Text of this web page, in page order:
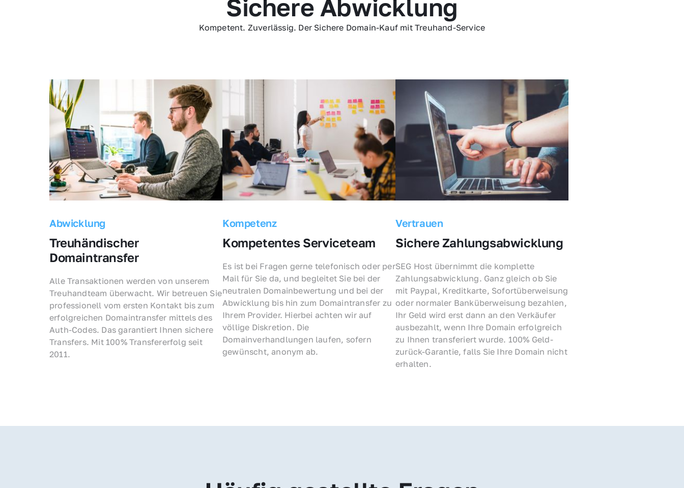
Sichere Abwicklung
Kompetent. Zuverlässig. Der Sichere Domain-Kauf mit Treuhand-Service
Abwicklung
Treuhändischer
Domaintransfer
Alle Transaktionen werden von unserem
Treuhandteam überwacht. Wir betreuen Sie
professionell vom ersten Kontakt bis zum
erfolgreichen Domaintransfer mittels des
Auth-Codes. Das garantiert Ihnen sichere
Transfers. Mit 100% Transfererfolg seit
2011.
Kompetenz
Kompetentes Serviceteam
Es ist bei Fragen gerne telefonisch oder per
Mail für Sie da, und begleitet Sie bei der
neutralen Domainbewertung und bei der
Abwicklung bis hin zum Domaintransfer zu
Ihrem Provider. Hierbei achten wir auf
völlige Diskretion. Die
Domainverhandlungen laufen, sofern
gewünscht, anonym ab.
Vertrauen
Sichere Zahlungsabwicklung
SEG Host übernimmt die komplette
Zahlungsabwicklung. Ganz gleich ob Sie
mit Paypal, Kreditkarte, Sofortüberweisung
oder normaler Banküberweisung bezahlen,
Ihr Geld wird erst dann an den Verkäufer
ausbezahlt, wenn Ihre Domain erfolgreich
zu Ihnen transferiert wurde. 100% Geld-
zurück-Garantie, falls Sie Ihre Domain nicht
erhalten.